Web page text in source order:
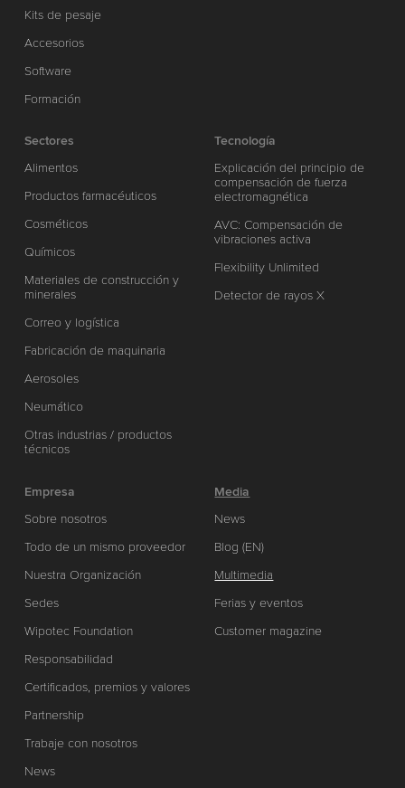
Kits de pesaje
Accesorios
Software
Formación
Sectores
Alimentos
Productos farmacéuticos
Cosméticos
Químicos
Materiales de construcción y
minerales
Correo y logística
Fabricación de maquinaria
Aerosoles
Neumático
Otras industrias / productos
técnicos
Tecnología
Explicación del principio de
compensación de fuerza
electromagnética
AVC: Compensación de
vibraciones activa
Flexibility Unlimited
Detector de rayos X
Empresa
Sobre nosotros
Todo de un mismo proveedor
Nuestra Organización
Sedes
Wipotec Foundation
Responsabilidad
Certificados, premios y valores
Partnership
Trabaje con nosotros
News
Media
News
Blog (EN)
Multimedia
Ferias y eventos
Customer magazine